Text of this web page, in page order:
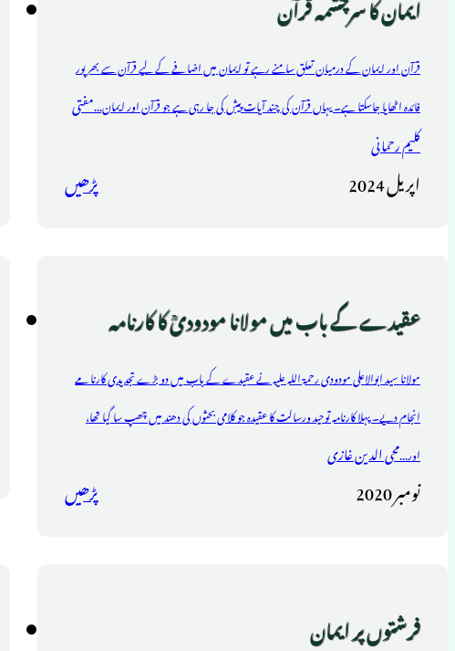
قرآن اور ایمان کے درمیان تعلق سامنے رہے تو ایمان میں اضافے کے لیے قرآن سے بھرپور
فائدہ اٹھایا جاسکتا ہے۔ یہاں قرآن کی چند آیات پیش کی جا رہی ہے جو قرآن اور ایمان...مفتی
کلیم رحمانی
اپریل 2024 پڑھیں
عقیدے کے باب میں مولانا مودودیؒ کا کارنامہ
مولانا سید ابوالاعلی مودودی رحمۃ اللہ علیہ نے عقیدے کے باب میں دو بڑے تجدیدی کارنامے
انجام دیے۔ پہلا کارنامہ توحید ورسالت کا عقیدہ جو کلامی بحثوں کی دھند میں چھپ سا گیا تھا،
اور...محی الدین غازی
نومبر 2020 پڑھیں
فرشتوں پر ایمان